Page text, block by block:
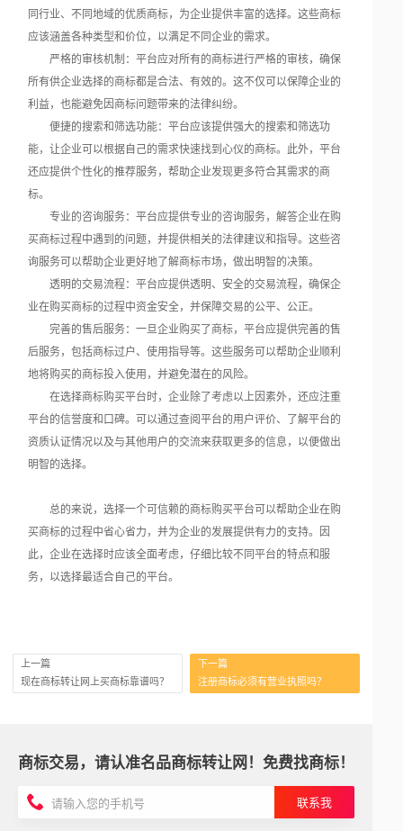
同行业、不同地域的优质商标，为企业提供丰富的选择。这些商标
应该涵盖各种类型和价位，以满足不同企业的需求。
严格的审核机制：平台应对所有的商标进行严格的审核，确保
所有供企业选择的商标都是合法、有效的。这不仅可以保障企业的
利益，也能避免因商标问题带来的法律纠纷。
便捷的搜索和筛选功能：平台应该提供强大的搜索和筛选功
能，让企业可以根据自己的需求快速找到心仪的商标。此外，平台
还应提供个性化的推荐服务，帮助企业发现更多符合其需求的商
标。
专业的咨询服务：平台应提供专业的咨询服务，解答企业在购
买商标过程中遇到的问题，并提供相关的法律建议和指导。这些咨
询服务可以帮助企业更好地了解商标市场，做出明智的决策。
透明的交易流程：平台应提供透明、安全的交易流程，确保企
业在购买商标的过程中资金安全，并保障交易的公平、公正。
完善的售后服务：一旦企业购买了商标，平台应提供完善的售
后服务，包括商标过户、使用指导等。这些服务可以帮助企业顺利
地将购买的商标投入使用，并避免潜在的风险。
在选择商标购买平台时，企业除了考虑以上因素外，还应注重
平台的信誉度和口碑。可以通过查阅平台的用户评价、了解平台的
资质认证情况以及与其他用户的交流来获取更多的信息，以便做出
明智的选择。
总的来说，选择一个可信赖的商标购买平台可以帮助企业在购
买商标的过程中省心省力，并为企业的发展提供有力的支持。因
此，企业在选择时应该全面考虑，仔细比较不同平台的特点和服
务，以选择最适合自己的平台。
上一篇
现在商标转让网上买商标靠谱吗？
下一篇
注册商标必须有营业执照吗？
商标交易，请认准名品商标转让网！免费找商标！
联系我